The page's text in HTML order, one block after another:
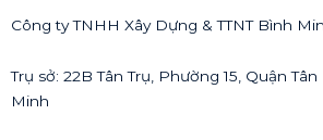
Công ty TNHH Xây Dựng & TTNT Bình
Trụ sở: 22B Tân Trụ, Phường 15, Quận
Minh